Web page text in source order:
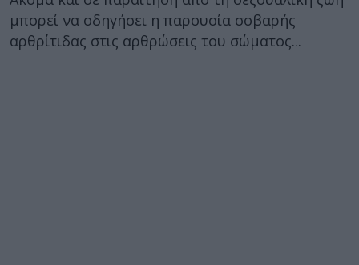
μπορεί να οδηγήσει η παρουσία σοβαρής
αρθρίτιδας στις αρθρώσεις του σώματος...